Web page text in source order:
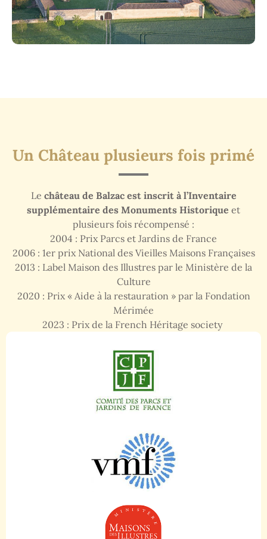
Un Château plusieurs fois primé
Le château de Balzac est inscrit à l’Inventaire
supplémentaire des Monuments Historique et
plusieurs fois récompensé :
2004 : Prix Parcs et Jardins de France
2006 : 1er prix National des Vieilles Maisons Françaises
2013 : Label Maison des Illustres par le Ministère de la
Culture
2020 : Prix « Aide à la restauration » par la Fondation
Mérimée
2023 : Prix de la French Héritage society